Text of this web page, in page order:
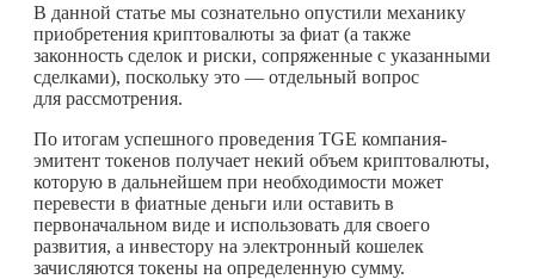
В данной статье мы сознательно опустили механику
приобретения криптовалюты за фиат (а также
законность сделок и риски, сопряженные с указанными
сделками), поскольку это — отдельный вопрос
для рассмотрения.
По итогам успешного проведения TGE компания-
эмитент токенов получает некий объем криптовалюты,
которую в дальнейшем при необходимости может
перевести в фиатные деньги или оставить в
первоначальном виде и использовать для своего
развития, а инвестору на электронный кошелек
зачисляются токены на определенную сумму.